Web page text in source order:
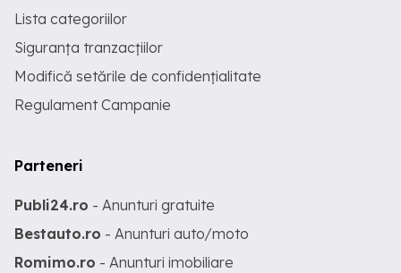
Lista categoriilor
Siguranța tranzacțiilor
Modifică setările de confidențialitate
Regulament Campanie
Parteneri
Publi24.ro - Anunturi gratuite
Bestauto.ro - Anunturi auto/moto
Romimo.ro - Anunturi imobiliare